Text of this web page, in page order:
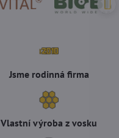
Jsme rodinná firma
Vlastní výroba z vosku